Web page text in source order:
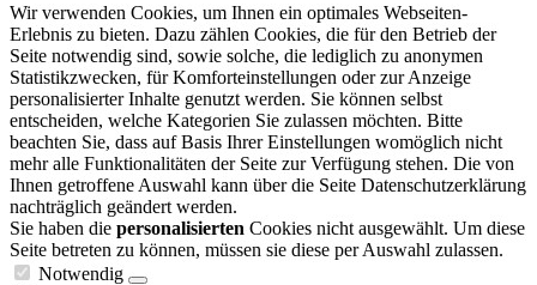
Wir verwenden Cookies, um Ihnen ein optimales Webseiten-
Erlebnis zu bieten. Dazu zählen Cookies, die für den Betrieb der
Seite notwendig sind, sowie solche, die lediglich zu anonymen
Statistikzwecken, für Komforteinstellungen oder zur Anzeige
personalisierter Inhalte genutzt werden. Sie können selbst
entscheiden, welche Kategorien Sie zulassen möchten. Bitte
beachten Sie, dass auf Basis Ihrer Einstellungen womöglich nicht
mehr alle Funktionalitäten der Seite zur Verfügung stehen. Die von
Ihnen getroffene Auswahl kann über die Seite Datenschutzerklärung
nachträglich geändert werden.
Sie haben die personalisierten Cookies nicht ausgewählt. Um diese
Seite betreten zu können, müssen sie diese per Auswahl zulassen.
Notwendig